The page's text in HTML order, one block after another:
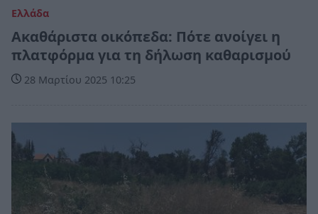
Ελλάδα
Ακαθάριστα οικόπεδα: Πότε ανοίγει η
πλατφόρμα για τη δήλωση καθαρισμού
28 Μαρτίου 2025 10:25